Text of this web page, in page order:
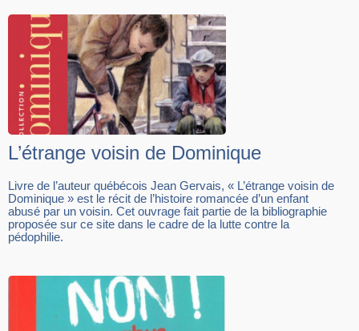
L’étrange voisin de Dominique
Livre de l’auteur québécois Jean Gervais, « L’étrange voisin de
Dominique » est le récit de l’histoire romancée d’un enfant
abusé par un voisin. Cet ouvrage fait partie de la bibliographie
proposée sur ce site dans le cadre de la lutte contre la
pédophilie.